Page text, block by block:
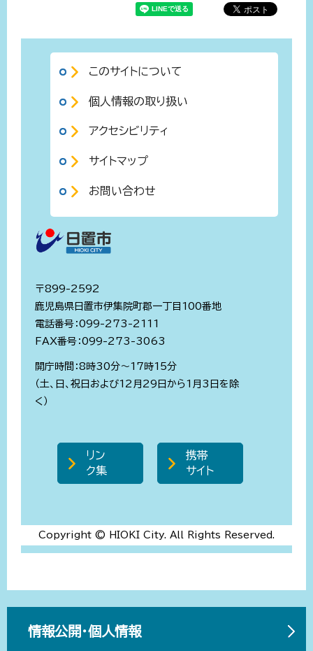
このサイトについて
個人情報の取り扱い
アクセシビリティ
サイトマップ
お問い合わせ
〒899-2592
鹿児島県日置市伊集院町郡一丁目100番地
電話番号：099-273-2111
FAX番号：099-273-3063
開庁時間：8時30分～17時15分
（土、日、祝日および12月29日から1月3日を除
く）
リン
ク集
携帯
サイト
Copyright © HIOKI City. All Rights Reserved.
情報公開・個人情報